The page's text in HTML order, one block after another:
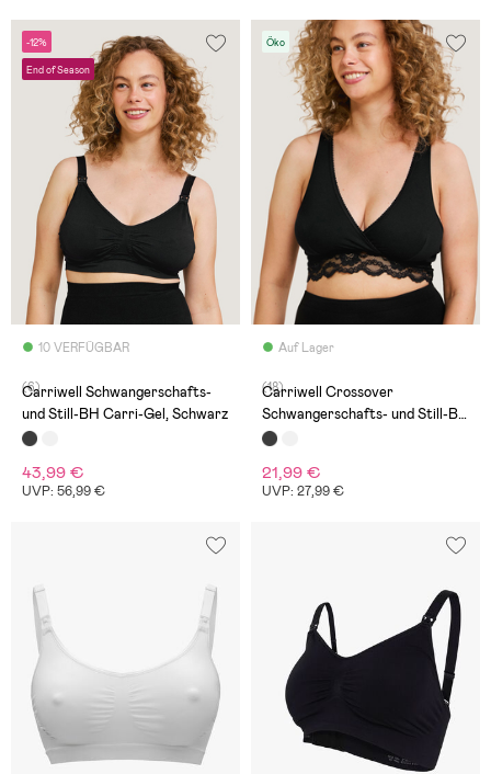
-12%
End of Season
10 VERFÜGBAR
(6)
Carriwell Schwangerschafts-
und Still-BH Carri-Gel, Schwarz
43,99 €
UVP: 56,99 €
Öko
Auf Lager
(18)
Carriwell Crossover
Schwangerschafts- und Still-BH
Eko, Schwarz
21,99 €
UVP: 27,99 €